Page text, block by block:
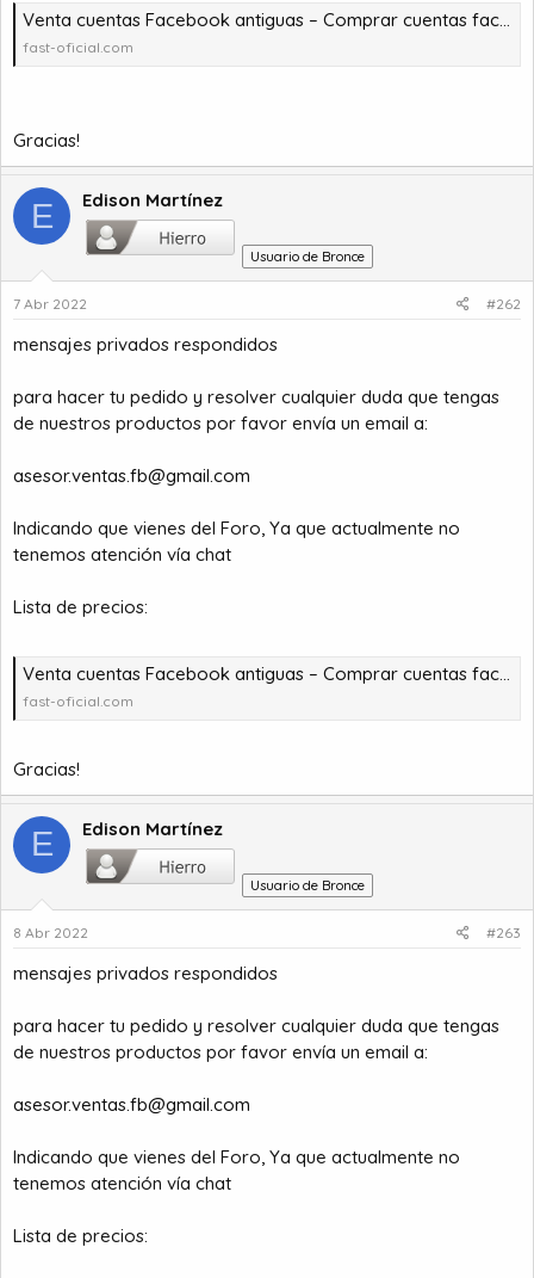
Venta cuentas Facebook antiguas – Comprar cuentas facebook – comprar cuentas facebook – comprar cuentas gmail
fast-oficial.com
Gracias!
E Edison Martínez
Usuario de Bronce
7 Abr 2022 #262
mensajes privados respondidos
para hacer tu pedido y resolver cualquier duda que tengas
de nuestros productos por favor envía un email a:
asesor.ventas.fb@gmail.com
Indicando que vienes del Foro, Ya que actualmente no
tenemos atención vía chat
Lista de precios:
Venta cuentas Facebook antiguas – Comprar cuentas facebook – comprar cuentas facebook – comprar cuentas gmail
fast-oficial.com
Gracias!
E Edison Martínez
Usuario de Bronce
8 Abr 2022 #263
mensajes privados respondidos
para hacer tu pedido y resolver cualquier duda que tengas
de nuestros productos por favor envía un email a:
asesor.ventas.fb@gmail.com
Indicando que vienes del Foro, Ya que actualmente no
tenemos atención vía chat
Lista de precios: